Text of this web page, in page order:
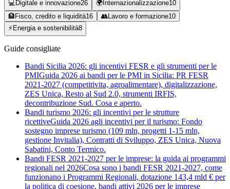
💻 Digitale e innovazione26 🌍 Internazionalizzazione10
🏦 Fisco, credito e liquidità16 👥Lavoro e formazione10
⚡ Energia e sostenibilità8
Guide consigliate
Bandi Sicilia 2026: gli incentivi FESR e gli strumenti per le
PMIGuida 2026 ai bandi per le PMI in Sicilia: PR FESR
2021-2027 (competitivita, agroalimentare), digitalizzazione,
ZES Unica, Resto al Sud 2.0, strumenti IRFIS,
decontribuzione Sud. Cosa e aperto.
Bandi turismo 2026: gli incentivi per le strutture
ricettiveGuida 2026 agli incentivi per il turismo: Fondo
sostegno imprese turismo (109 mln, progetti 1-15 mln,
gestione Invitalia), Contratti di Sviluppo, ZES Unica, Nuova
Sabatini, Conto Termico.
Bandi FESR 2021-2027 per le imprese: la guida ai programmi
regionali nel 2026Cosa sono i bandi FESR 2021-2027, come
funzionano i Programmi Regionali, dotazione 143,4 mld € per
la politica di coesione, bandi attivi 2026 per le imprese